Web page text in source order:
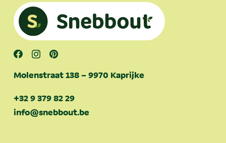
Molenstraat 138 – 9970 Kaprijke
+32 9 379 82 29
info@snebbout.be